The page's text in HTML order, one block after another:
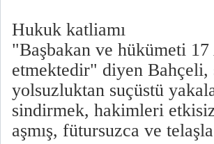
Hukuk katliamı
"Başbakan ve hükümeti
etmektedir" diyen
yolsuzluktan suçüstü
sindirmek, hakimleri
aşmış, fütursuzca ve